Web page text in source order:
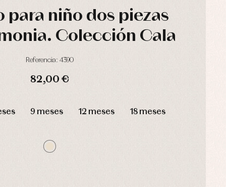
para niño dos piezas
Colección Cala
Referencia: 4390
82,00 €
9 meses 12 meses 18 meses